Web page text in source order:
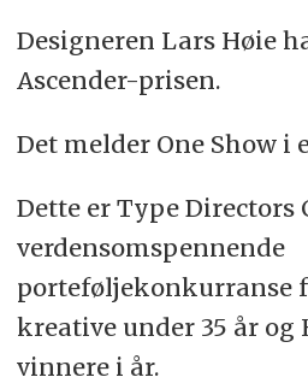
Designeren Lars Høie
Ascender-prisen.
Det melder One Show i
Dette er Type Directors
verdensomspennende
porteføljekonkurranse
kreative under 35 år og
vinnere i år.